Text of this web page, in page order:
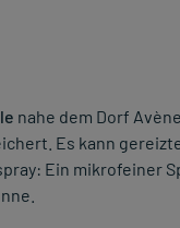
nahe dem Dorf
Es kann
Ein mikrofeiner